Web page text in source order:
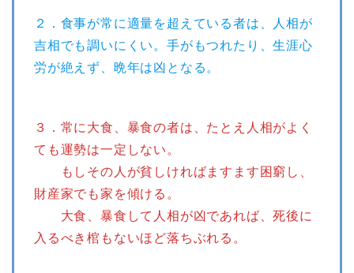
２．食事が常に適量を超えている者は、人相が
吉相でも調いにくい。手がもつれたり、生涯心
労が絶えず、晩年は凶となる。
３．常に大食、暴食の者は、たとえ人相がよく
ても運勢は一定しない。
もしその人が貧しければますます困窮し、
財産家でも家を傾ける。
大食、暴食して人相が凶であれば、死後に
入るべき棺もないほど落ちぶれる。